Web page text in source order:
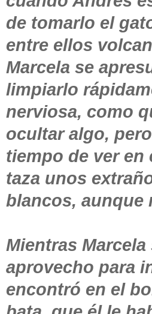
de tomarlo el
entre ellos
Marcela se
limpiarlo
nerviosa, como
ocultar algo,
tiempo de ver en
taza unos
blancos, aunque
Mientras Marcela
aprovecho para
encontró en el